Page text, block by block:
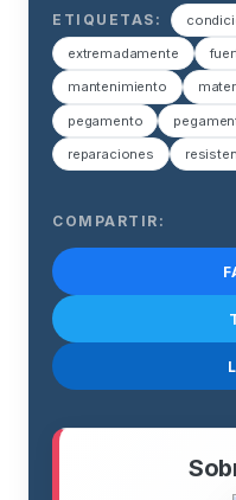
ETIQUETAS:
extremadamente
mantenimiento
pegamento
reparaciones
COMPARTIR: